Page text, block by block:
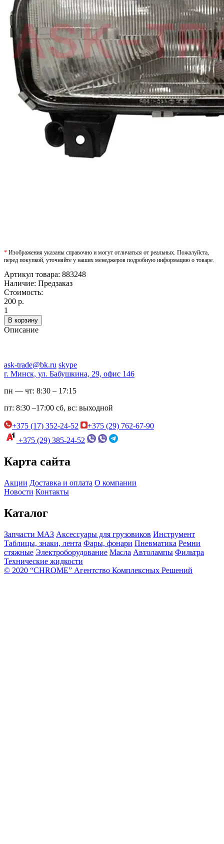
* Изображения указаны справочно и могут отличаться от реальных. Пожалуйста,
перед покупкой, уточняйте у наших менеджеров подробную информацию о товаре.
Артикул товара: 883248
Наличие: Предзаказ
Стоимость:
200 р.
1
В корзину
Описание
ask-trade@bk.ru skype
г. Минск, ул. Бабушкина, 29, офис 146
пн — чт: 8:30 – 17:15
пт: 8:30 –17:00 сб, вс: выходной
+375 (17) 352-24-52
+375 (29) 762-67-90
+375 (29) 385-24-52
Карта сайта
Акции Доставка и оплата О компании
Новости Контакты
Каталог
Запчасти МАЗ Аксессуары для грузовиков Инструмент
Таблицы, знаки, лента Фары, фонари Пневматика Ремни
стяжные Электроборудование Масла Автолампы Фильтра
Технические жидкости
© 2020 “CHROME” Агентство Комплексных Решений